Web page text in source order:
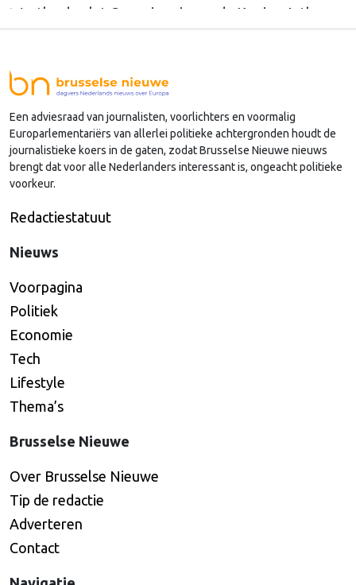
Westland volgt Commissaris van de Koning Arthur
Nederlandse regio’s behoorlijk succesvol in hun
lobby in Brussel, en dat komt vooral omdat …
Continued
Een adviesraad van journalisten, voorlichters en voormalig
Europarlementariërs van allerlei politieke achtergronden houdt de
journalistieke koers in de gaten, zodat Brusselse Nieuwe nieuws
brengt dat voor alle Nederlanders interessant is, ongeacht politieke
voorkeur.
Redactiestatuut
Nieuws
Voorpagina
Politiek
Economie
Tech
Lifestyle
Thema’s
Brusselse Nieuwe
Over Brusselse Nieuwe
Tip de redactie
Adverteren
Contact